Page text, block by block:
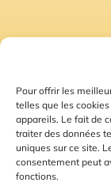
Pour offrir les
telles que les
appareils. Le fait de
traiter des données
uniques sur ce site.
consentement peut
fonctions.